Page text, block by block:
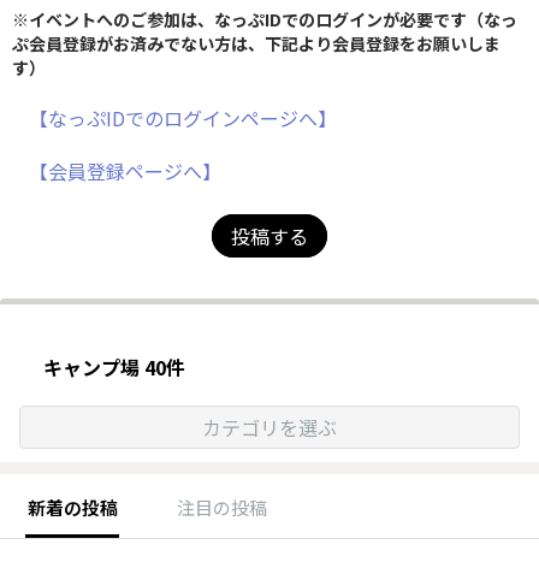
※イベントへのご参加は、なっぷIDでのログインが必要です（なっ
ぷ会員登録がお済みでない方は、下記より会員登録をお願いしま
す）
【なっぷIDでのログインページへ】
【会員登録ページへ】
投稿する
キャンプ場 40件
カテゴリを選ぶ
新着の投稿 注目の投稿